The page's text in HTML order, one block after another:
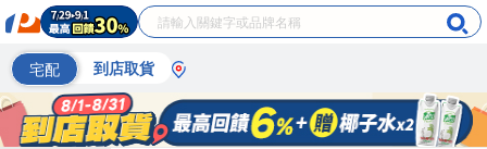
宅配 到店取貨